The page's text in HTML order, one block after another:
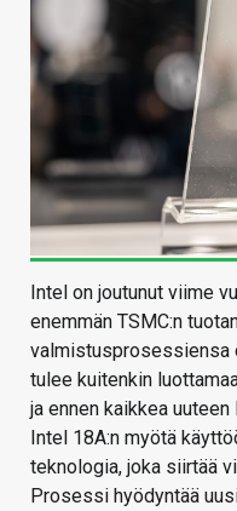
Intel on joutunut viime
enemmän TSMC:n
valmistusprosessiensa
tulee kuitenkin
ja ennen kaikkea
Intel 18A:n myötä
teknologia, joka siirtää
Prosessi hyödyntää